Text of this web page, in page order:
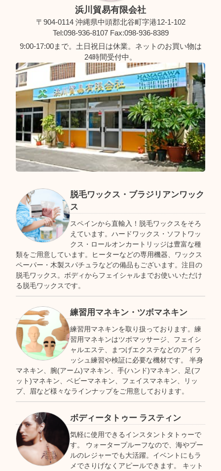
浜川貿易有限会社
〒904-0114 沖縄県中頭郡北谷町字港12-1-102
Tel:098-936-8107 Fax:098-936-8389
9:00-17:00まで。土日祝日は休業。ネットのお買い物は
24時間受付中。
脱毛ワックス・ブラジリアンワック
ス
スペインから直輸入！脱毛ワックスをそろ
えています。ハードワックス・ソフトワッ
クス・ロールオンカートリッジは豊富な種
類をご用意しています。ヒーターなどの専用機器、ワックス
ペーパー・木製スパチュラなどの備品もございます。注目の
脱毛ワックス。ボディからフェイシャルまでお使いいただけ
る脱毛ワックスです。
練習用マネキン・ツボマネキン
練習用マネキンを取り扱っております。練
習用マネキンはツボマッサージ、フェイシ
ャルエステ、まつげエクステなどのアイラ
ッシュ練習や検証に必要な機材です。 半身
マネキン、腕(アーム)マネキン、手(ハンド)マネキン、足(フ
ット)マネキン、ベビーマネキン、フェイスマネキン、リッ
プ、眉など様々なラインナップをご用意しております。
ボディータトゥー ラスティン
気軽に使用できるインスタントタトゥーで
す。 ウォータープルーフなので、海やプー
ルのレジャーでも大活躍。イベントにもラ
メでさりげなくアピールできます。 キット